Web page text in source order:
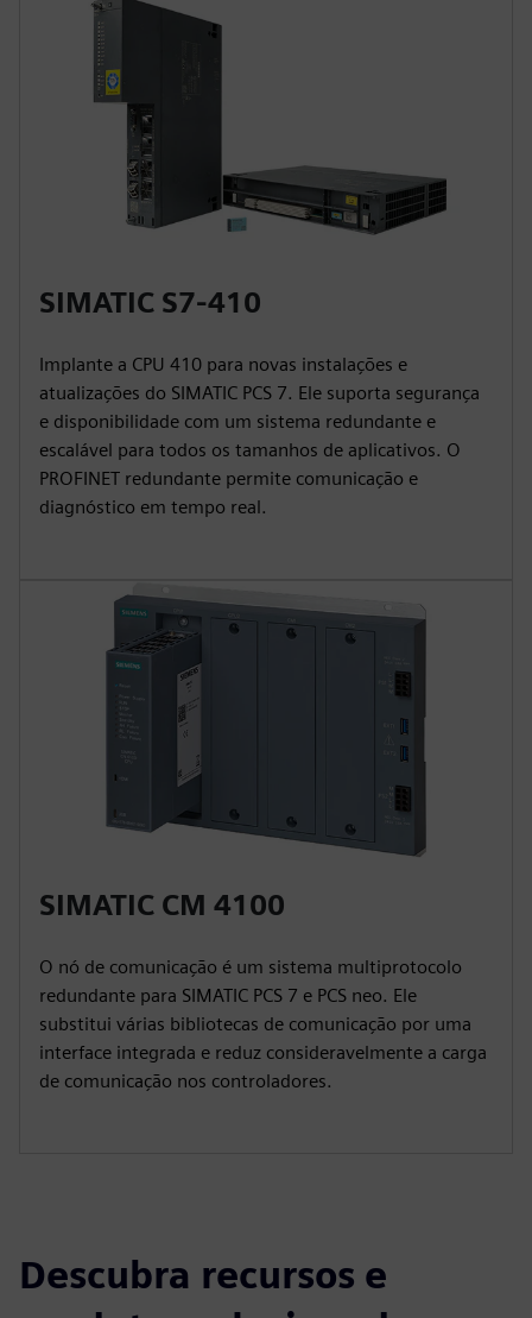
SIMATIC S7-410
Implante a CPU 410 para novas instalações e
atualizações do SIMATIC PCS 7. Ele suporta segurança
e disponibilidade com um sistema redundante e
escalável para todos os tamanhos de aplicativos. O
PROFINET redundante permite comunicação e
diagnóstico em tempo real.
SIMATIC CM 4100
O nó de comunicação é um sistema multiprotocolo
redundante para SIMATIC PCS 7 e PCS neo. Ele
substitui várias bibliotecas de comunicação por uma
interface integrada e reduz consideravelmente a carga
de comunicação nos controladores.
Descubra recursos e